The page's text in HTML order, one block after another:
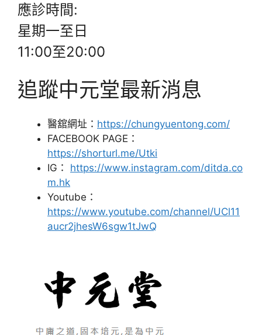
應診時間:
星期一至日
11:00至20:00
追蹤中元堂最新消息
醫舘網址： https://chungyuentong.com/
FACEBOOK PAGE：
https://shorturl.me/Utki
IG： https://www.instagram.com/ditda.co
m.hk
Youtube：
https://www.youtube.com/channel/UCl11
aucr2jhesW6sgw1tJwQ